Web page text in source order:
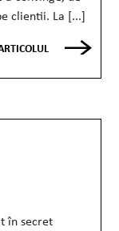
clientii. La [...]
în secret